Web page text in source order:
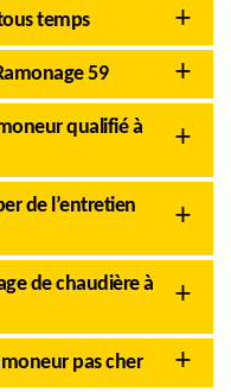
temps
59
qualifié à
de l’entretien
de chaudière à
pas cher